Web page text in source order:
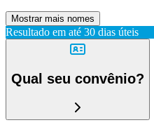
Mostrar mais nomes
Resultado em até 30 dias úteis
Qual seu convênio?